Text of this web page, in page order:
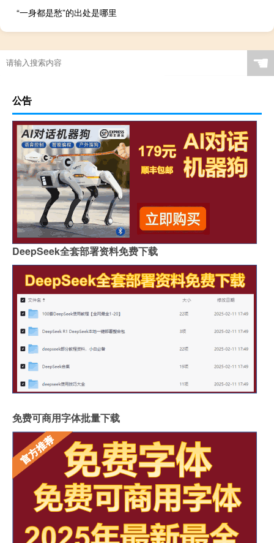
“一身都是愁”的出处是哪里
☚
公告
DeepSeek全套部署资料免费下载
免费可商用字体批量下载